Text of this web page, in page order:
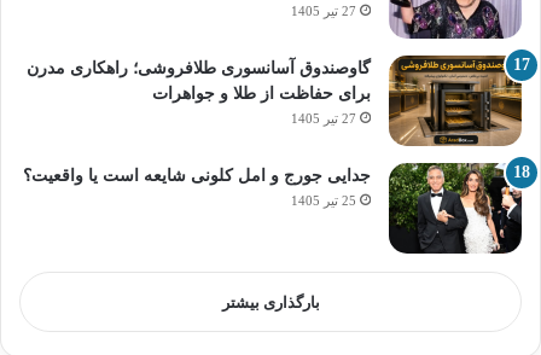
27 تیر 1405
گاوصندوق آسانسوری طلافروشی؛ راهکاری مدرن
برای حفاظت از طلا و جواهرات
27 تیر 1405
جدایی جورج و امل کلونی شایعه است یا واقعیت؟
25 تیر 1405
بارگذاری بیشتر